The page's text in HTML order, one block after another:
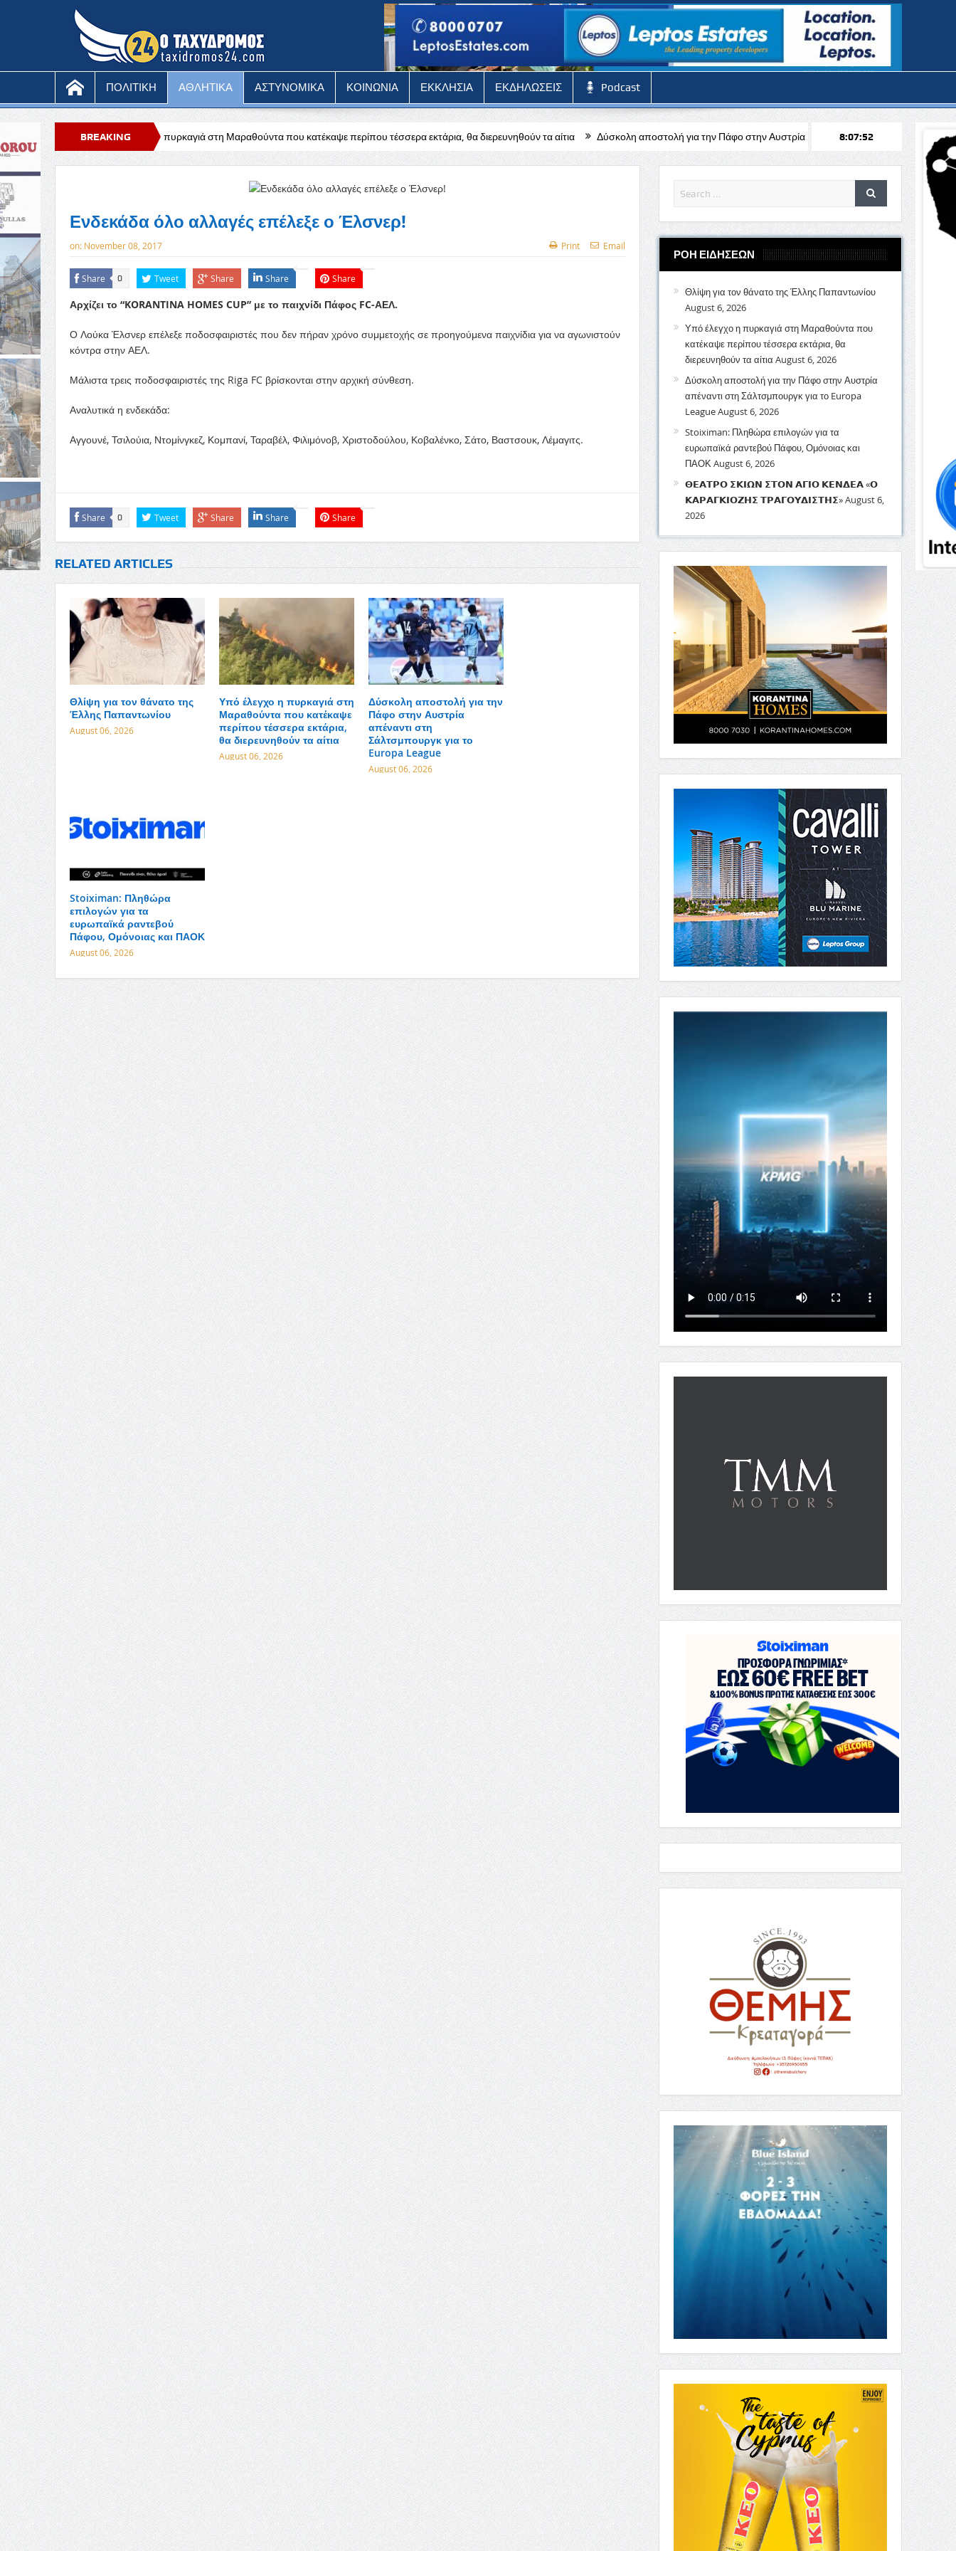
ΠΟΛΙΤΙΚΗ ΑΘΛΗΤΙΚΑ ΑΣΤΥΝΟΜΙΚΑ ΚΟΙΝΩΝΙΑ ΕΚΚΛΗΣΙΑ ΕΚΔΗΛΩΣΕΙΣ Podcast
BREAKING
NEWS
Υπό έλεγχο η πυρκαγιά στη Μαραθούντα που κατέκαψε περίπου τέσσερα εκτάρια, θα διερευνηθούν τα αίτια Δύσκολη αποστολή για την Πάφο στην Αυστρία απέναντι στη Σάλτσμπουργκ για το Europa League
8:07:53
Ενδεκάδα όλο αλλαγές επέλεξε ο Έλσνερ!
on: November 08, 2017 Print Email
Share 0 Tweet Share Share Share
Αρχίζει το “KORANTINA HOMES CUP” με το παιχνίδι Πάφος FC-ΑΕΛ.
Ο Λούκα Έλσνερ επέλεξε ποδοσφαιριστές που δεν πήραν χρόνο συμμετοχής σε προηγούμενα παιχνίδια για να αγωνιστούν
κόντρα στην ΑΕΛ.
Μάλιστα τρεις ποδοσφαιριστές της Riga FC βρίσκονται στην αρχική σύνθεση.
Αναλυτικά η ενδεκάδα:
Αγγουνέ, Τσιλούια, Ντομίνγκεζ, Κομπανί, Ταραβέλ, Φιλιμόνοβ, Χριστοδούλου, Κοβαλένκο, Σάτο, Βαστσουκ, Λέμαγιτς.
Share 0 Tweet Share Share Share
RELATED ARTICLES
Θλίψη για τον θάνατο της
Έλλης Παπαντωνίου
August 06, 2026
Υπό έλεγχο η πυρκαγιά στη
Μαραθούντα που κατέκαψε
περίπου τέσσερα εκτάρια,
θα διερευνηθούν τα αίτια
August 06, 2026
Δύσκολη αποστολή για την
Πάφο στην Αυστρία
απέναντι στη
Σάλτσμπουργκ για το
Europa League
August 06, 2026
Stoiximan: Πληθώρα
επιλογών για τα
ευρωπαϊκά ραντεβού
Πάφου, Ομόνοιας και ΠΑΟΚ
August 06, 2026
ΡΟΗ ΕΙΔΗΣΕΩΝ
Θλίψη για τον θάνατο της Έλλης Παπαντωνίου
August 6, 2026
Υπό έλεγχο η πυρκαγιά στη Μαραθούντα που
κατέκαψε περίπου τέσσερα εκτάρια, θα
διερευνηθούν τα αίτια August 6, 2026
Δύσκολη αποστολή για την Πάφο στην Αυστρία
απέναντι στη Σάλτσμπουργκ για το Europa
LeagueAugust 6, 2026
Stoiximan: Πληθώρα επιλογών για τα
ευρωπαϊκά ραντεβού Πάφου, Ομόνοιας και
ΠΑΟΚAugust 6, 2026
𝝝𝝚𝝖𝝩𝝦𝝤 𝝨𝝟𝝞𝝮𝝢 𝝨𝝩𝝤𝝢 𝝖𝝘𝝞𝝤 𝝟𝝚𝝢𝝙𝝚𝝖 «𝝤
𝝟𝝖𝝦𝝖𝝘𝝟𝝞𝝤𝝛𝝜𝝨 𝝩𝝦𝝖𝝘𝝤𝝪𝝙𝝞𝝨𝝩𝝜𝝨»August 6,
2026